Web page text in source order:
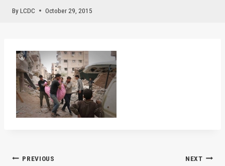
ByLCDC October 29, 2015
Post
PREVIOUS NEXT